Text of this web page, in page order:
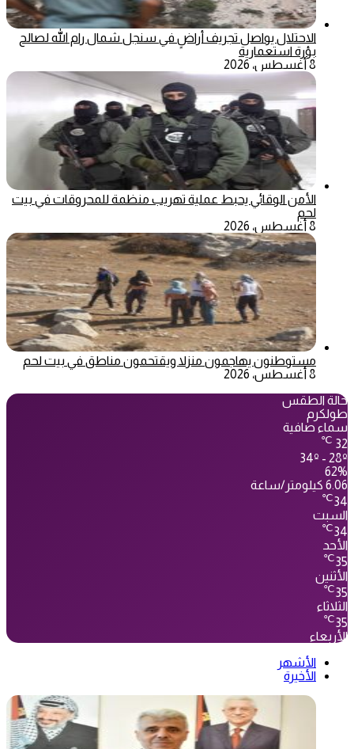
الاحتلال يواصل تجريف أراضٍ في سنجل شمال رام الله لصالح
بؤرة استعمارية
8 أغسطس، 2026
الأمن الوقائي يحبط عملية تهريب منظمة للمحروقات في بيت
لحم
8 أغسطس، 2026
مستوطنون يهاجمون منزلا ويقتحمون مناطق في بيت لحم
8 أغسطس، 2026
حالة الطقس
طولكرم
سماء صافية
32
℃
34º - 28º
62%
6.06 كيلومتر/ساعة
34
℃
السبت
34
℃
الأحد
35
℃
الأثنين
35
℃
الثلاثاء
35
℃
الأربعاء
الأشهر
الأخيرة